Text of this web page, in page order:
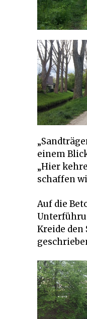
einem
„Hier
schaffen
Auf die
Kreide den